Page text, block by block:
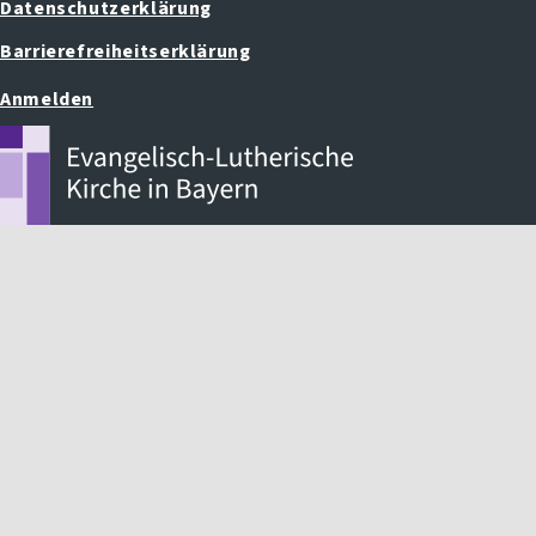
Datenschutzerklärung
Barrierefreiheitserklärung
Benutzermenü
Anmelden